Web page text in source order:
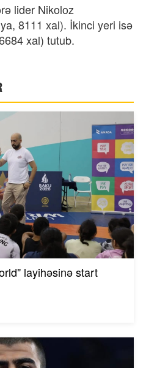
lider Nikoloz
8111 xal). İkinci yeri isə
xal) tutub.
layihəsinə start